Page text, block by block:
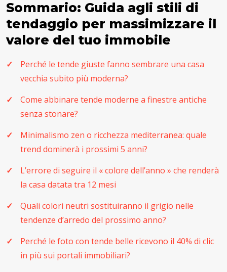
Sommario: Guida agli stili di
tendaggio per massimizzare il
valore del tuo immobile
Perché le tende giuste fanno sembrare una casa
vecchia subito più moderna?
Come abbinare tende moderne a finestre antiche
senza stonare?
Minimalismo zen o ricchezza mediterranea: quale
trend dominerà i prossimi 5 anni?
L’errore di seguire il « colore dell’anno » che renderà
la casa datata tra 12 mesi
Quali colori neutri sostituiranno il grigio nelle
tendenze d’arredo del prossimo anno?
Perché le foto con tende belle ricevono il 40% di clic
in più sui portali immobiliari?